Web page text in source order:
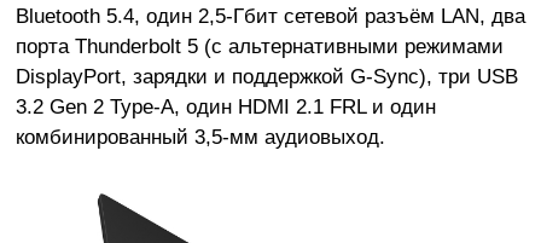
Bluetooth 5.4, один 2,5-Гбит сетевой разъём LAN, два
порта Thunderbolt 5 (с альтернативными режимами
DisplayPort, зарядки и поддержкой G-Sync), три USB
3.2 Gen 2 Type-A, один HDMI 2.1 FRL и один
комбинированный 3,5-мм аудиовыход.